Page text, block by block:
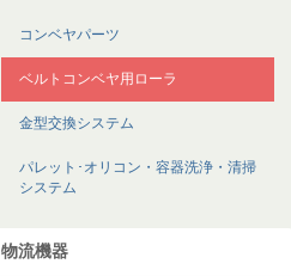
コンベヤパーツ
ベルトコンベヤ用ローラ
金型交換システム
パレット･オリコン・容器洗浄・清掃
システム
物流機器